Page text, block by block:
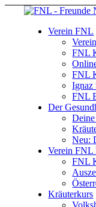
Verein FNL
FNL
FNL
Ignaz
FNL
Der
Neu:
Verein FNL
FNL
Kräuterkurs